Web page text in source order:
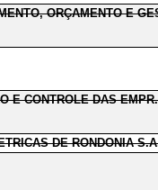
ORÇAMENTO E
E CONTROLE DAS
DE RONDONIA